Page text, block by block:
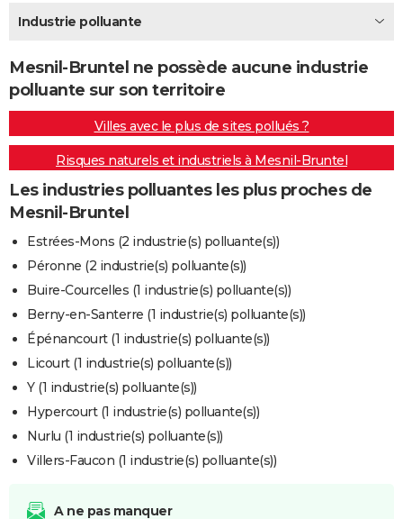
Destinations
City break
Voyage nature
Voyage de noces
Forum
Climat
+PHOTO
GUIDES D'ACHAT
BONS PLANS
CARTE DE VOEUX
Carte de Noël
Carte Bonne année
Carte Saint-Valentin
Carte Pâques
Carte d'anniversaire
DICTIONNAIRE
Dictionnaire
Biographies
Citations
Expressions
Proverbes
PROGRAMME TV
COPAINS D'AVANT
S'inscrire
Se connecter
Lycées
Collèges
Primaires
Universités
Entreprises
Service militaire
Avis de recherche
AVIS DE DÉCÈS
FORUM
Bricolage
Lifestyle
Culture
Sport
Auto
Television
Voyage
Cinema
Industrie polluante
Mesnil-Bruntel ne possède aucune industrie
polluante sur son territoire
Villes avec le plus de sites pollués ?
Risques naturels et industriels à Mesnil-Bruntel
Les industries polluantes les plus proches de
Mesnil-Bruntel
Estrées-Mons (2 industrie(s) polluante(s))
Péronne (2 industrie(s) polluante(s))
Buire-Courcelles (1 industrie(s) polluante(s))
Berny-en-Santerre (1 industrie(s) polluante(s))
Épénancourt (1 industrie(s) polluante(s))
Licourt (1 industrie(s) polluante(s))
Y (1 industrie(s) polluante(s))
Hypercourt (1 industrie(s) polluante(s))
Nurlu (1 industrie(s) polluante(s))
Villers-Faucon (1 industrie(s) polluante(s))
A ne pas manquer